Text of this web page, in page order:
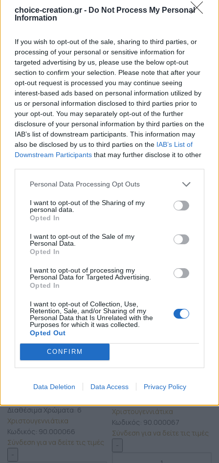
choice-creation.gr - Do Not Process My Personal
Information
If you wish to opt-out of the sale, sharing to third parties, or
processing of your personal or sensitive information for
targeted advertising by us, please use the below opt-out
section to confirm your selection. Please note that after your
opt-out request is processed you may continue seeing
interest-based ads based on personal information utilized by
us or personal information disclosed to third parties prior to
your opt-out. You may separately opt-out of the further
disclosure of your personal information by third parties on the
IAB’s list of downstream participants. This information may
also be disclosed by us to third parties on the IAB’s List of
Downstream Participants that may further disclose it to other
Personal Data Processing Opt Outs
I want to opt-out of the Sharing of my
personal data.
Opted In
I want to opt-out of the Sale of my
Personal Data.
Opted In
I want to opt-out of processing my
Personal Data for Targeted Advertising.
Opted In
I want to opt-out of Collection, Use,
Retention, Sale, and/or Sharing of my
Personal Data that Is Unrelated with the
Purposes for which it was collected.
Opted Out
CONFIRM
Data Deletion Data Access Privacy Policy
Προσθήκη στο καλάθι
Χειροποίητο κολιέ με
ατσάλινη ασημί αλυσίδα, ΄26
από πολυμερή πηλό
Διαθέσιμα Χρώματα: 6
Χριστουγεννιάτικα
Κωδικός: 90.000064
Σύνδεση για να δείτε τις τιμές
Προσθήκη στο καλάθι
Χειροποίητο κολιέ με
ατσάλινη ασημί αλυσίδα,
καρδιά ΄26 από πολυμερή
πηλό
Διαθέσιμα Χρώματα: 6
Χριστουγεννιάτικα
Κωδικός: 90.000066-1
Σύνδεση για να δείτε τις τιμές
ΧΡΏΜΑ
Εκκαθάριση
Προσθήκη στο καλάθι
Χειροποίητο κολιέ με
καρδιά ΄26 από πολυμερή
Διαθέσιμα Χρώματα: 6
Χριστουγεννιάτικα
Κωδικός: 90.000066
Σύνδεση για να δείτε τις τιμές
Εκκαθάριση
από πολυμερή πηλό
Χριστουγεννιάτικα
Κωδικός: 90.000067
Σύνδεση για να δείτε τις τιμές